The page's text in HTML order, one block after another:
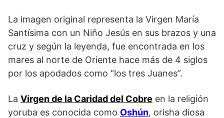
La imagen original representa la Virgen María
Santísima con un Niño Jesús en sus brazos y una
cruz y según la leyenda, fue encontrada en los
mares al norte de Oriente hace más de 4 siglos
por los apodados como “los tres Juanes”.
La Virgen de la Caridad del Cobre en la religión
yoruba es conocida como Oshún, orisha diosa